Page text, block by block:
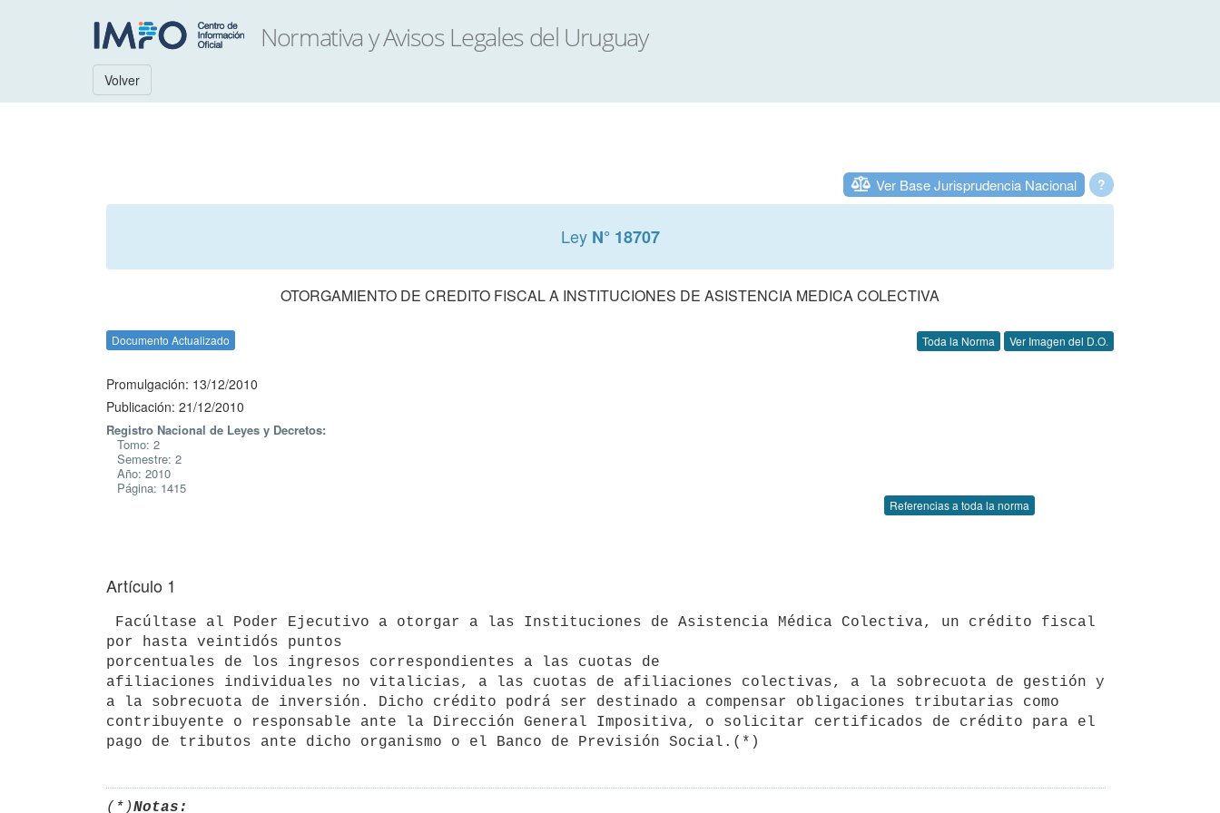
Volver
?
Ver Base Jurisprudencia Nacional
Ley N° 18707
OTORGAMIENTO DE CREDITO FISCAL A INSTITUCIONES DE ASISTENCIA MEDICA COLECTIVA
Documento Actualizado Toda la Norma Ver Imagen del D.O.
Promulgación: 13/12/2010
Publicación: 21/12/2010
Registro Nacional de Leyes y Decretos:
Tomo: 2
Semestre: 2
Año: 2010
Página: 1415
Referencias a toda la norma
Artículo 1
por hasta veintidós puntos
porcentuales de los ingresos correspondientes a las cuotas de
afiliaciones individuales no vitalicias, a las cuotas de afiliaciones colectivas, a la sobrecuota de gestión y
a la sobrecuota de inversión. Dicho crédito podrá ser destinado a compensar obligaciones tributarias como
contribuyente o responsable ante la Dirección General Impositiva, o solicitar certificados de crédito para el
pago de tributos ante dicho organismo o el Banco de Previsión Social.(*)
(*)Notas: